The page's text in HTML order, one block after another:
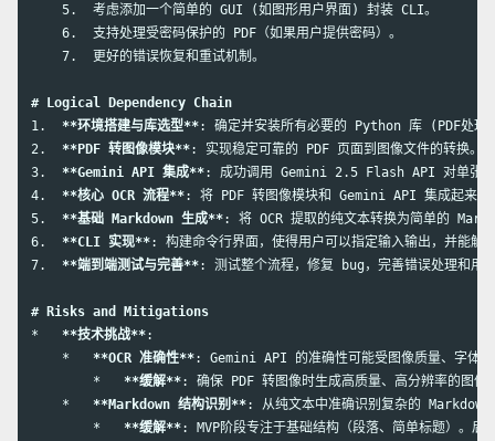
    5.
    6.
    7.
  更好的错误恢复和重试机制。
# Logical Dependency Chain
1.
**环境搭建与库选型**
2.
**PDF 转图像模块**
3.
**Gemini API 集成**
4.
**核心 OCR 流程**
5.
**基础 Markdown 生成**
6.
**CLI 实现**
7.
**端到端测试与完善**: 测试整个流程，修复 bug，完善错误处理和用
# Risks and Mitigations
*
**技术挑战**
    *
**OCR 准确性**
        *
**缓解**
    *
**Markdown 结构识别**
        *
**缓解**